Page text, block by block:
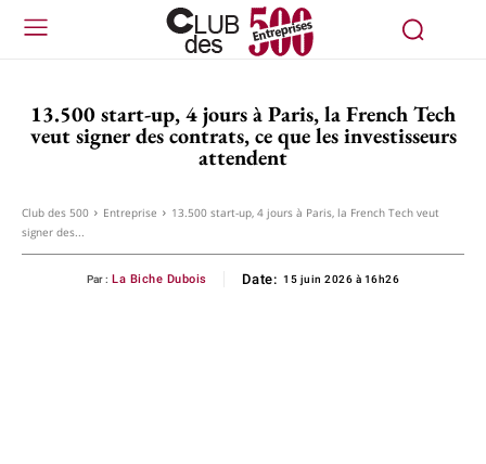
13.500 start-up, 4 jours à Paris, la French Tech
veut signer des contrats, ce que les investisseurs
attendent
Club des 500 Entreprise
13.500 start-up, 4 jours à Paris, la French Tech veut
signer des...
Par : La Biche Dubois Date: 15 juin 2026 à 16h26